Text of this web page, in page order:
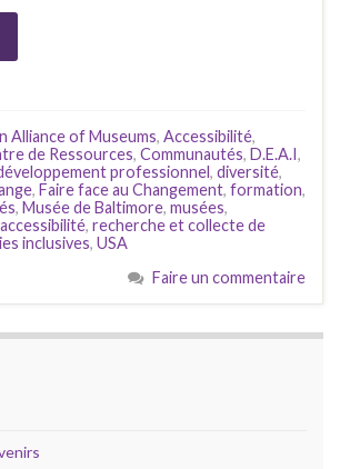
Alliance of Museums, Accessibilité,
de Ressources, Communautés, D.E.A.I,
professionnel, diversité,
, Faire face au Changement, formation,
, Musée de Baltimore, musées,
, recherche et collecte de
inclusives, USA
Faire un commentaire